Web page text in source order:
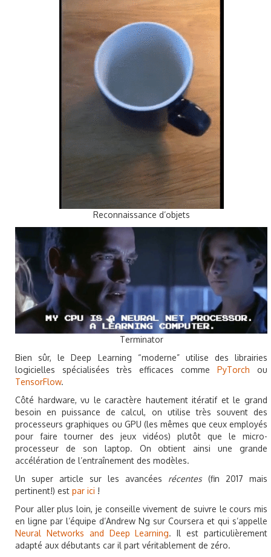
Reconnaissance d’objets
Terminator
Bien sûr, le Deep Learning “moderne” utilise des librairies
logicielles spécialisées très efficaces comme PyTorch ou
TensorFlow.
Côté hardware, vu le caractère hautement itératif et le grand
besoin en puissance de calcul, on utilise très souvent des
processeurs graphiques ou GPU (les mêmes que ceux employés
pour faire tourner des jeux vidéos) plutôt que le micro-
processeur de son laptop. On obtient ainsi une grande
accélération de l’entraînement des modèles.
Un super article sur les avancées récentes (fin 2017 mais
pertinent!) est par ici !
Pour aller plus loin, je conseille vivement de suivre le cours mis
en ligne par l’équipe d’Andrew Ng sur Coursera et qui s’appelle
Neural Networks and Deep Learning. Il est particulièrement
adapté aux débutants car il part véritablement de zéro.